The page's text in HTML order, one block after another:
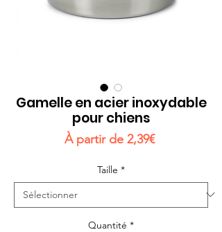
Gamelle en acier inoxydable
pour chiens
À partir de 2,39€Prix
Taille *
Quantité *